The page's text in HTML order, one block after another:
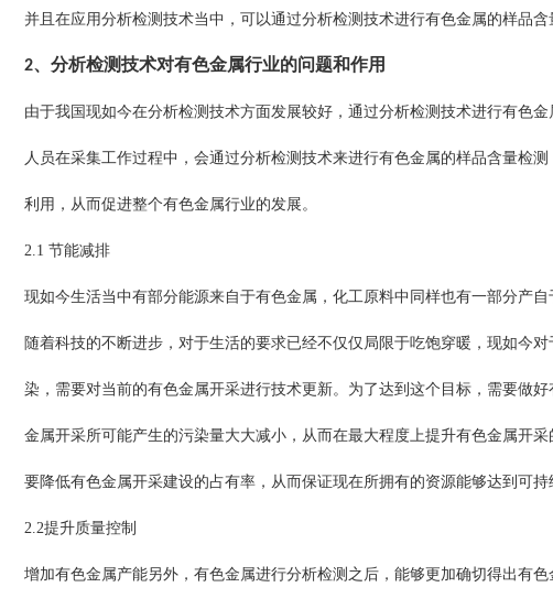
并且在应用分析检测技术当中，可以通过分析检测技术进行有色金属的样品含
2、分析检测技术对有色金属行业的问题和作用
由于我国现如今在分析检测技术方面发展较好，通过分析检测技术进行有色
人员在采集工作过程中，会通过分析检测技术来进行有色金属的样品含量检
利用，从而促进整个有色金属行业的发展。
2.1 节能减排
现如今生活当中有部分能源来自于有色金属，化工原料中同样也有一部分产
随着科技的不断进步，对于生活的要求已经不仅仅局限于吃饱穿暖，现如今
染，需要对当前的有色金属开采进行技术更新。为了达到这个目标，需要做
金属开采所可能产生的污染量大大减小，从而在最大程度上提升有色金属开
要降低有色金属开采建设的占有率，从而保证现在所拥有的资源能够达到可持
2.2提升质量控制
增加有色金属产能另外，有色金属进行分析检测之后，能够更加确切得出有